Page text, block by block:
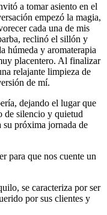
a tomar asiento en el
empezó la magia,
cada una de mis
reclinó el sillón y
húmeda y aromaterapia
placentero. Al finalizar
relajante limpieza de
de mí.
dejando el lugar que
de silencio y quietud
su próxima jornada de
para que nos cuente un
se caracteriza por ser
por sus clientes y